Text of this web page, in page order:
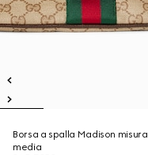
Borsa a spalla Madison misura
media